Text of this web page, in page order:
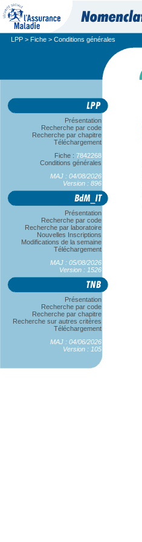
LPP > Fiche > Conditions générales
Présentation
Recherche par code
Recherche par chapitre
Téléchargement
Fiche : 7842268
Conditions générales
MAJ : 04/08/2026
Version : 896
Présentation
Recherche par code
Recherche par laboratoire
Nouvelles Inscriptions
Modifications de la semaine
Téléchargement
MAJ : 05/08/2026
Version : 1526
Présentation
Recherche par code
Recherche par chapitre
Recherche sur autres critères
Téléchargement
MAJ : 04/06/2026
Version : 105